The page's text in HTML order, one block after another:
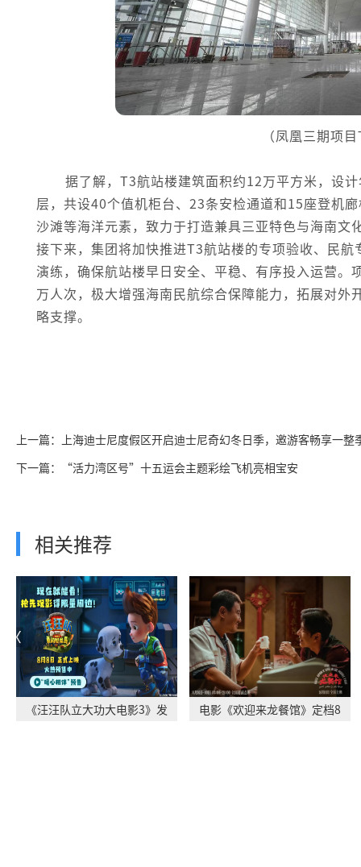
（凤凰三期项
据了解，T3航站楼建筑面积约12万平方米，设
层，共设40个值机柜台、23条安检通道和15座登机
沙滩等海洋元素，致力于打造兼具三亚特色与海南
接下来，集团将加快推进T3航站楼的专项验收、民
演练，确保航站楼早日安全、平稳、有序投入运营
万人次，极大增强海南民航综合保障能力，拓展对
略支撑。
上一篇：上海迪士尼度假区开启迪士尼奇幻冬日季，邀游客畅享一整
下一篇：“活力湾区号”十五运会主题彩绘飞机亮相宝安
相关推荐
《汪汪队立大功大电影3》发
电影《欢迎来龙餐馆》定档8